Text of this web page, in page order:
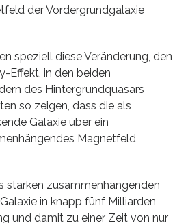
der Vordergrundgalaxie
speziell diese Veränderung, den
Effekt, in den beiden
des Hintergrundquasars
so zeigen, dass die als
Galaxie über ein
Magnetfeld
starken zusammenhängenden
in knapp fünf Milliarden
und damit zu einer Zeit von nur